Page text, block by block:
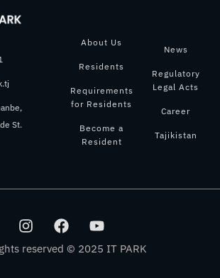
St.
About Us
Residents
Requirements
for Residents
Become a
Resident
News
Regulatory
Legal Acts
Career
Tajikistan
I
n
s
F
a
c
Y
o
u
reserved © 2025 IT PARK